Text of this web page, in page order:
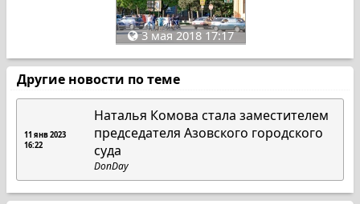
3 мая 2018 17:17
Другие новости по теме
11 янв 2023
16:22
Наталья Комова стала заместителем
председателя Азовского городского
суда
DonDay